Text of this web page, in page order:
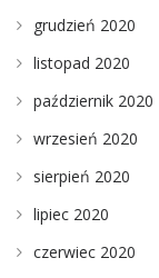
grudzień 2020
listopad 2020
październik 2020
wrzesień 2020
sierpień 2020
lipiec 2020
czerwiec 2020